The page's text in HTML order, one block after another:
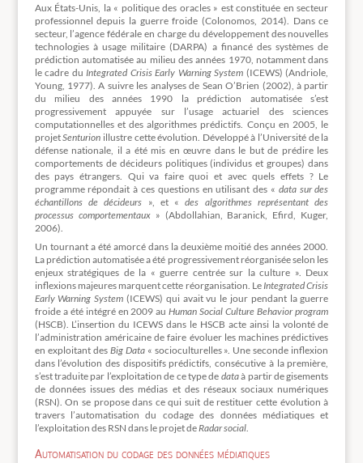
Aux États-Unis, la « politique des oracles » est constituée en secteur
professionnel depuis la guerre froide (Colonomos, 2014). Dans ce
secteur, l’agence fédérale en charge du développement des nouvelles
technologies à usage militaire (DARPA) a financé des systèmes de
prédiction automatisée au milieu des années 1970, notamment dans
le cadre du Integrated Crisis Early Warning System (ICEWS) (Andriole,
Young, 1977). A suivre les analyses de Sean O’Brien (2002), à partir
du milieu des années 1990 la prédiction automatisée s’est
progressivement appuyée sur l’usage actuariel des sciences
computationnelles et des algorithmes prédictifs. Conçu en 2005, le
projetSenturion illustre cette évolution. Développé à l’Université de la
défense nationale, il a été mis en œuvre dans le but de prédire les
comportements de décideurs politiques (individus et groupes) dans
des pays étrangers. Qui va faire quoi et avec quels effets ? Le
programme répondait à ces questions en utilisant des « data sur des
échantillons de décideurs », et «des algorithmes représentant des
processus comportementaux» (Abdollahian, Baranick, Efird, Kuger,
2006).
Un tournant a été amorcé dans la deuxième moitié des années 2000.
La prédiction automatisée a été progressivement réorganisée selon les
enjeux stratégiques de la « guerre centrée sur la culture ». Deux
inflexions majeures marquent cette réorganisation. LeIntegrated Crisis
Early Warning System (ICEWS) qui avait vu le jour pendant la guerre
froide a été intégré en 2009 auHuman Social Culture Behavior program
(HSCB). L’insertion du ICEWS dans le HSCB acte ainsi la volonté de
l’administration américaine de faire évoluer les machines prédictives
en exploitant des Big Data« socioculturelles ». Une seconde inflexion
dans l’évolution des dispositifs prédictifs, consécutive à la première,
s’est traduite par l’exploitation de ce type de dataà partir de gisements
de données issues des médias et des réseaux sociaux numériques
(RSN). On se propose dans ce qui suit de restituer cette évolution à
travers l’automatisation du codage des données médiatiques et
l’exploitation des RSN dans le projet deRadar social.
Automatisation du codage des données médiatiques